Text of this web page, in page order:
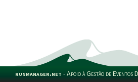
runmanager.net -Apoio à Gestão de Eventos